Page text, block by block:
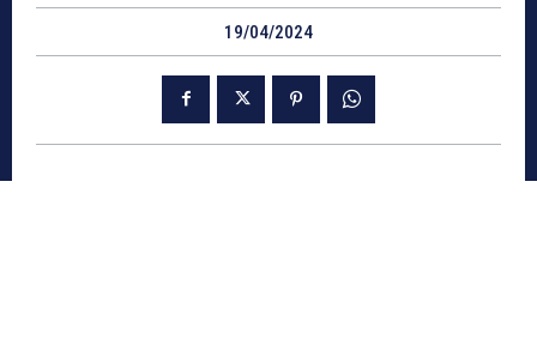
19/04/2024